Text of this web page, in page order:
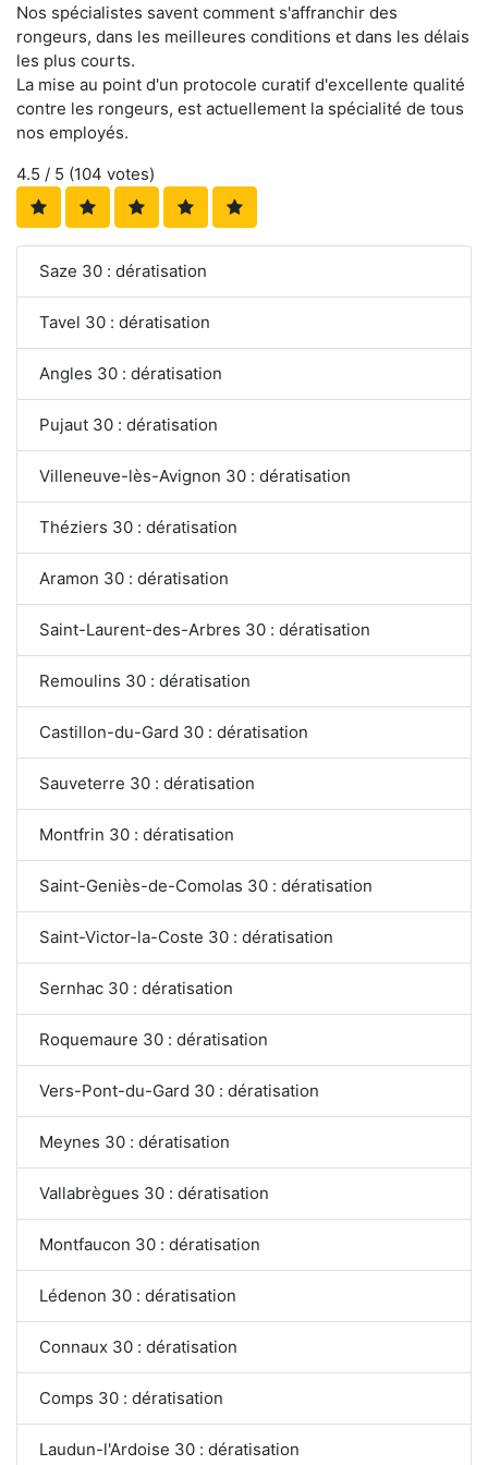
Nos spécialistes savent comment s'affranchir des
rongeurs, dans les meilleures conditions et dans les délais
les plus courts.
La mise au point d'un protocole curatif d'excellente qualité
contre les rongeurs, est actuellement la spécialité de tous
nos employés.
4.5 / 5 (104 votes)
Saze 30 : dératisation
Tavel 30 : dératisation
Angles 30 : dératisation
Pujaut 30 : dératisation
Villeneuve-lès-Avignon 30 : dératisation
Théziers 30 : dératisation
Aramon 30 : dératisation
Saint-Laurent-des-Arbres 30 : dératisation
Remoulins 30 : dératisation
Castillon-du-Gard 30 : dératisation
Sauveterre 30 : dératisation
Montfrin 30 : dératisation
Saint-Geniès-de-Comolas 30 : dératisation
Saint-Victor-la-Coste 30 : dératisation
Sernhac 30 : dératisation
Roquemaure 30 : dératisation
Vers-Pont-du-Gard 30 : dératisation
Meynes 30 : dératisation
Vallabrègues 30 : dératisation
Montfaucon 30 : dératisation
Lédenon 30 : dératisation
Connaux 30 : dératisation
Comps 30 : dératisation
Laudun-l'Ardoise 30 : dératisation